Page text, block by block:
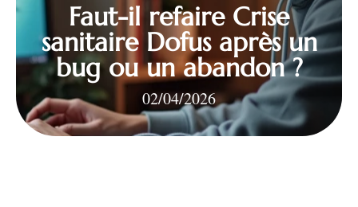
Faut-il refaire Crise
sanitaire Dofus après un
bug ou un abandon ?
02/04/2026